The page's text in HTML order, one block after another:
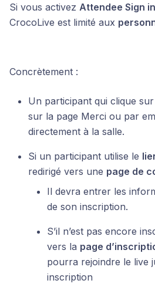
Si vous activez Attendee Sign in
CrocoLive est limité aux
Concrètement :
Un participant qui clique
sur la page Merci ou par
directement à la salle.
Si un participant utilise le
redirigé vers une page de
Il devra entrer les
de son inscription.
S’il n’est pas encore
vers la page
pourra rejoindre le live
inscription